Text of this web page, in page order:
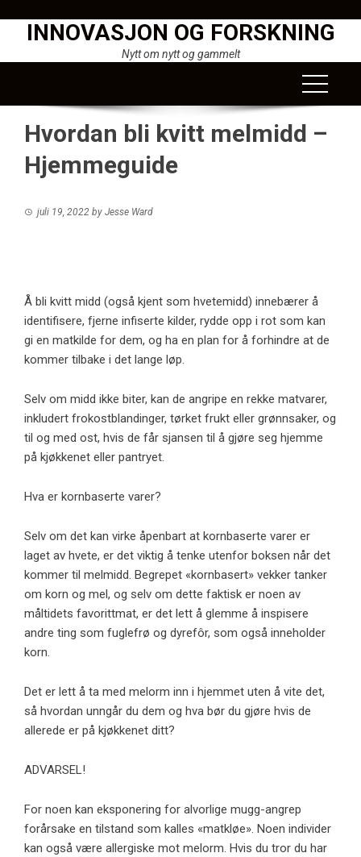
INNOVASJON OG FORSKNING
Nytt om nytt og gammelt
Hvordan bli kvitt melmidd –
Hjemmeguide
juli 19, 2022 by Jesse Ward
Å bli kvitt midd (også kjent som hvetemidd) innebærer å
identifisere, fjerne infiserte kilder, rydde opp i rot som kan
gi en matkilde for dem, og ha en plan for å forhindre at de
kommer tilbake i det lange løp.
Selv om midd ikke biter, kan de angripe en rekke matvarer,
inkludert frokostblandinger, tørket frukt eller grønnsaker, og
til og med ost, hvis de får sjansen til å gjøre seg hjemme
på kjøkkenet eller pantryet.
Hva er kornbaserte varer?
Selv om det kan virke åpenbart at kornbaserte varer er
laget av hvete, er det viktig å tenke utenfor boksen når det
kommer til melmidd. Begrepet «kornbasert» vekker tanker
om korn og mel, og selv om dette faktisk er noen av
måltidets favorittmat, er det lett å glemme å inspisere
andre ting som fuglefrø og dyrefôr, som også inneholder
korn.
Det er lett å ta med melorm inn i hjemmet uten å vite det,
så hvordan unngår du dem og hva bør du gjøre hvis de
allerede er på kjøkkenet ditt?
ADVARSEL!
For noen kan eksponering for alvorlige mugg-angrep
forårsake en tilstand som kalles «matkløe». Noen individer
kan også være allergiske mot melorm. Hvis du tror du har